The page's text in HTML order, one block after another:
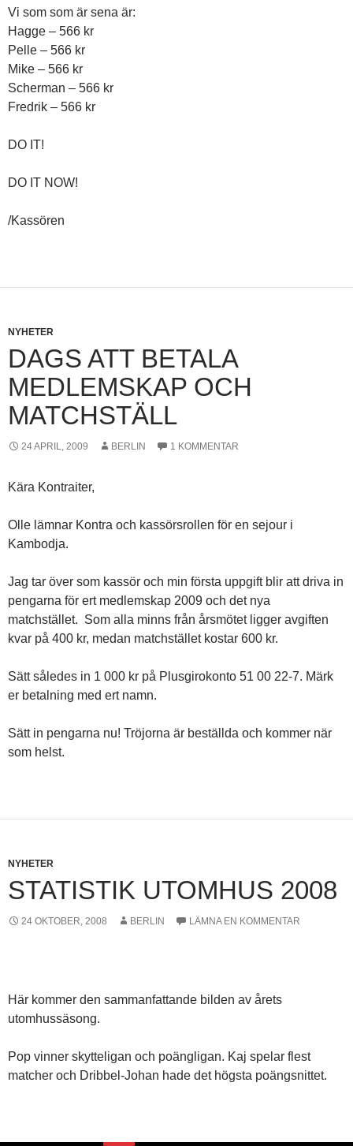
Vi som som är sena är:
Hagge – 566 kr
Pelle – 566 kr
Mike – 566 kr
Scherman – 566 kr
Fredrik – 566 kr
DO IT!
DO IT NOW!
/Kassören
NYHETER
DAGS ATT BETALA
MEDLEMSKAP OCH
MATCHSTÄLL
24 APRIL, 2009 BERLIN 1 KOMMENTAR
Kära Kontraiter,
Olle lämnar Kontra och kassörsrollen för en sejour i
Kambodja.
Jag tar över som kassör och min första uppgift blir att driva in
pengarna för ert medlemskap 2009 och det nya
matchstället. Som alla minns från årsmötet ligger avgiften
kvar på 400 kr, medan matchstället kostar 600 kr.
Sätt således in 1 000 kr på Plusgirokonto 51 00 22-7. Märk
er betalning med ert namn.
Sätt in pengarna nu! Tröjorna är beställda och kommer när
som helst.
NYHETER
STATISTIK UTOMHUS 2008
24 OKTOBER, 2008 BERLIN LÄMNA EN KOMMENTAR
Här kommer den sammanfattande bilden av årets
utomhussäsong.
Pop vinner skytteligan och poängligan. Kaj spelar flest
matcher och Dribbel-Johan hade det högsta poängsnittet.